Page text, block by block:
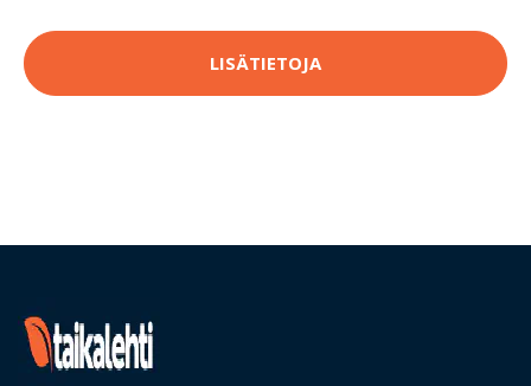
LISÄTIETOJA